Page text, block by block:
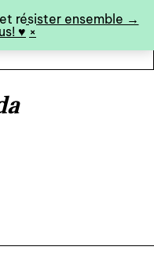
résister ensemble →
♥︎ ×
↓